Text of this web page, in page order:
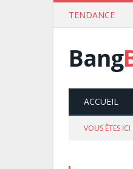
TENDANCE
Bang
ACCUEIL
VOUS ÊTES ICI :